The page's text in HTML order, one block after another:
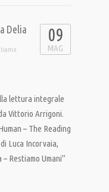
Delia 09
MAG
lettura integrale
Vittorio Arrigoni.
– The Reading
Luca Incorvaia,
Restiamo Umani”